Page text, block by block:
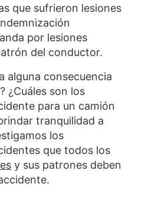
que sufrieron lesiones
por lesiones
del conductor.
alguna consecuencia
¿Cuáles son los
para un camión
tranquilidad a
los
que todos los
y sus patrones deben